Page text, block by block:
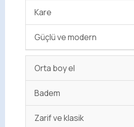
Kare
Güçlü ve modern
Orta boy el
Badem
Zarif ve klasik